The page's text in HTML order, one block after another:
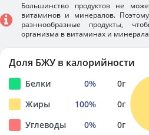
Большинство продуктов не
витаминов и минералов.
разннообразные продукты,
организма в витаминах и
Доля БЖУ в калорийности
Белки 0% 0г
Жиры
100% 0г
Углеводы
0% 0г